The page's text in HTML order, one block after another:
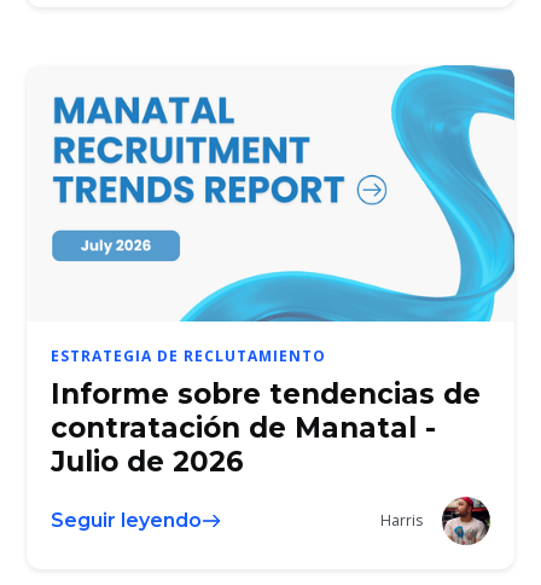
ESTRATEGIA DE RECLUTAMIENTO
Informe sobre tendencias de
contratación de Manatal -
Julio de 2026
Seguir leyendo Harris